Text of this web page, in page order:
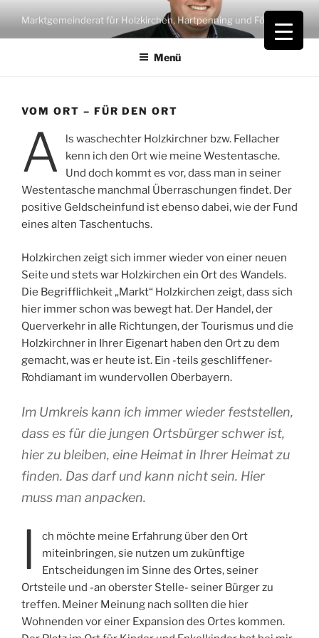
Inhalt
springen
Marktgemeinderat für Holzkirchen, Hartpenning und Föching
Menü
VOM ORT – FÜR DEN ORT
A
ls waschechter Holzkirchner bzw. Fellacher
kenn ich den Ort wie meine Westentasche.
Und doch kommt es vor, dass man in seiner
Westentasche manchmal Überraschungen findet. Der
positive Geldscheinfund ist ebenso dabei, wie der Fund
eines alten Taschentuchs.
Holzkirchen zeigt sich immer wieder von einer neuen
Seite und stets war Holzkirchen ein Ort des Wandels.
Die Begrifflichkeit „Markt“ Holzkirchen zeigt, dass sich
hier immer schon was bewegt hat. Der Handel, der
Querverkehr in alle Richtungen, der Tourismus und die
Holzkirchner in Ihrer Eigenart haben den Ort zu dem
gemacht, was er heute ist. Ein -teils geschliffener-
Rohdiamant im wundervollen Oberbayern.
Im Umkreis kann ich immer wieder feststellen,
dass es für die jungen Ortsbürger schwer ist,
hier zu bleiben, eine Heimat in Ihrer Heimat zu
finden. Das darf und kann nicht sein. Hier
muss man anpacken.
I
ch möchte meine Erfahrung über den Ort
miteinbringen, sie nutzen um zukünftige
Entscheidungen im Sinne des Ortes, seiner
Ortsteile und -an oberster Stelle- seiner Bürger zu
treffen. Meiner Meinung nach sollten die hier
Wohnenden vor einer Expansion des Ortes kommen.